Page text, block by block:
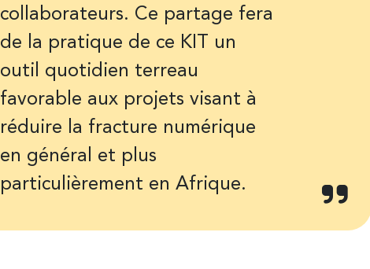
collaborateurs. Ce partage fera
de la pratique de ce KIT un
outil quotidien terreau
favorable aux projets visant à
réduire la fracture numérique
en général et plus
particulièrement en Afrique.